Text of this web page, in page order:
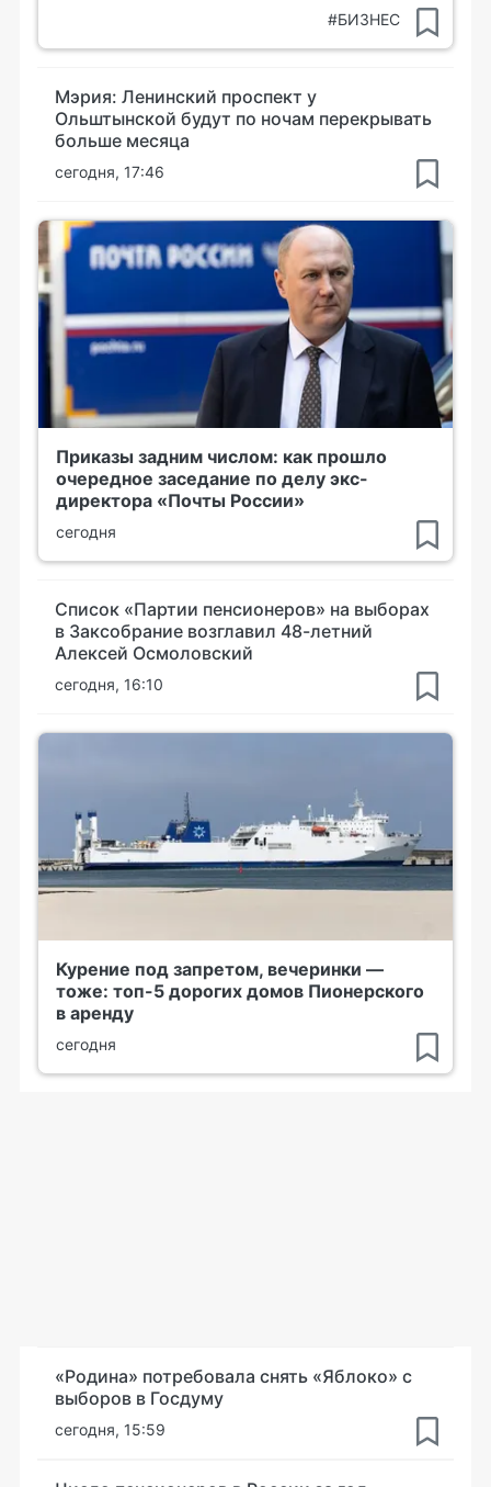
#БИЗНЕС
Мэрия: Ленинский проспект у
Ольштынской будут по ночам перекрывать
больше месяца
сегодня, 17:46
Приказы задним числом: как прошло
очередное заседание по делу экс-
директора «Почты России»
сегодня
Список «Партии пенсионеров» на выборах
в Заксобрание возглавил 48-летний
Алексей Осмоловский
сегодня, 16:10
Курение под запретом, вечеринки —
тоже: топ-5 дорогих домов Пионерского
в аренду
сегодня
«Родина» потребовала снять «Яблоко» с
выборов в Госдуму
сегодня, 15:59